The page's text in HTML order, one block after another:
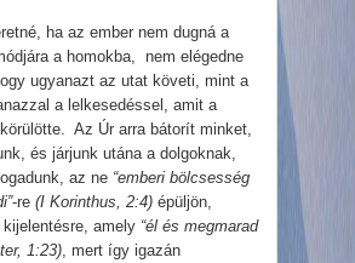
ha az ember nem dugná a
a homokba, nem elégedne
ugyanazt az utat követi, mint a
a lelkesedéssel, amit a
Az Úr arra bátorít minket,
és járjunk utána a dolgoknak,
az ne “emberi bölcsesség
-re (I Korinthus, 2:4) épüljön,
kijelentésre, amely “él és megmarad
1:23) , mert így igazán